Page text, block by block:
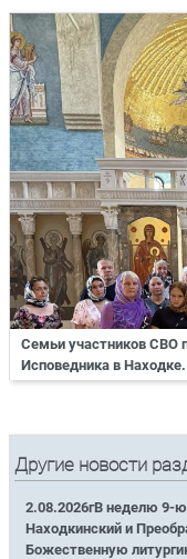
Семьи участников СВО
Исповедника в Находке.
Другие новости
2.08.2026гВ неделю 9-
Находкинский и
Божественную